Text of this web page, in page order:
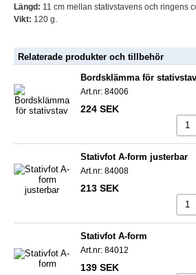
Längd: 11 cm mellan stativstavens och ringens
Vikt: 120 g.
Relaterade produkter och tillbehör
Bordsklämma för stativstav
Art.nr: 84006
224 SEK
Stativfot A-form justerbar
Art.nr: 84008
213 SEK
Stativfot A-form
Art.nr: 84012
139 SEK